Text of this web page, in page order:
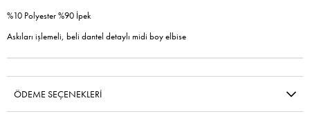
%10 Polyester %90 İpek
Askıları işlemeli, beli dantel detaylı midi boy elbise
ÖDEME SEÇENEKLERI